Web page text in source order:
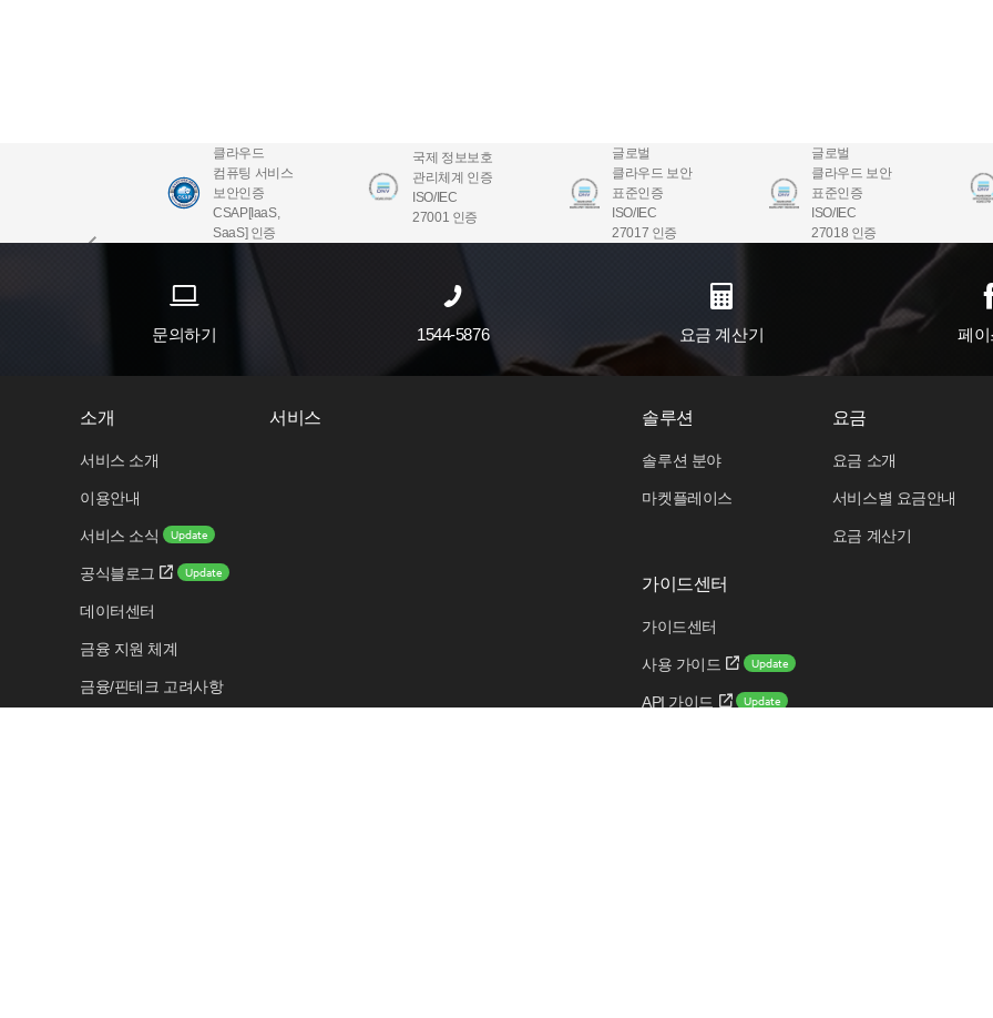
클라우드
컴퓨팅 서비스
보안인증
CSAP[IaaS,
SaaS] 인증
국제 정보보호
관리체계 인증
ISO/IEC
27001 인증
글로벌
클라우드 보안
표준인증
ISO/IEC
27017 인증
글로벌
클라우드 보안
표준인증
ISO/IEC
27018 인증
문의하기 1544-5876 요금 계산기 페
소개
서비스 소개
이용안내
서비스 소식 Update
공식블로그 Update
데이터센터
금융 지원 체계
금융/핀테크 고려사항
서비스 솔루션
솔루션 분야
마켓플레이스
요금
요금 소개
서비스별 요금안내
요금 계산기
가이드센터
가이드센터
사용 가이드 Update
API 가이드 Update